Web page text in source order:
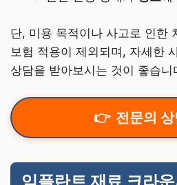
단, 미용 목적이나 사고로 인한
보험 적용이 제외되며, 자세한
상담을 받아보시는 것이 좋습니
전문의